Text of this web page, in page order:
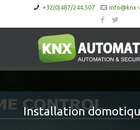
+32(0)487/244.507
Installation